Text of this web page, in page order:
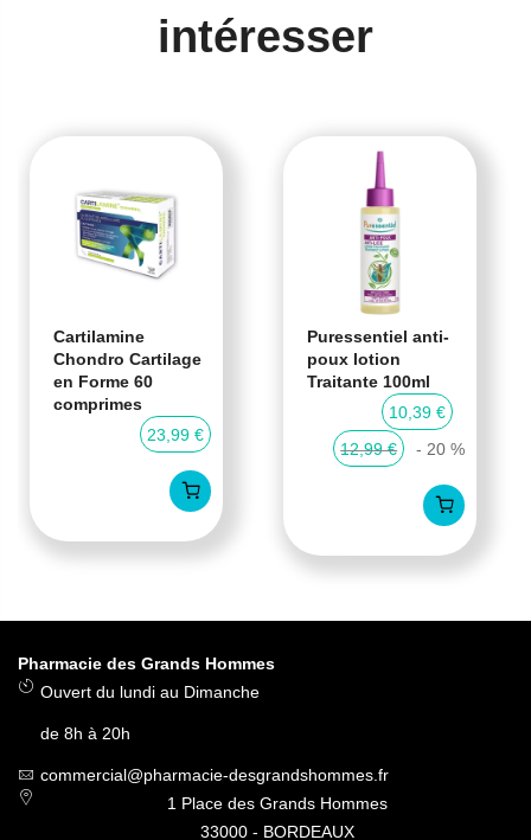
intéresser
Cartilamine
Chondro Cartilage
en Forme 60
comprimes
23,99 €
Puressentiel anti-
poux lotion
Traitante 100ml
10,39 €
12,99 €
- 20 %
Pharmacie des Grands Hommes
Ouvert du lundi au Dimanche
de 8h à 20h
commercial@pharmacie-desgrandshommes.fr
1 Place des Grands Hommes
33000 - BORDEAUX